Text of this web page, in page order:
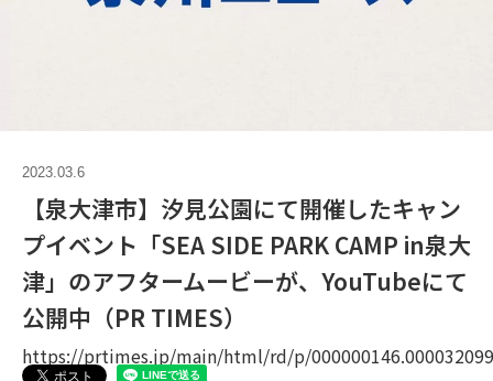
2023.03.6
【泉大津市】汐見公園にて開催したキャン
プイベント「SEA SIDE PARK CAMP in泉大
津」のアフタームービーが、YouTubeにて
公開中（PR TIMES）
https://prtimes.jp/main/html/rd/p/